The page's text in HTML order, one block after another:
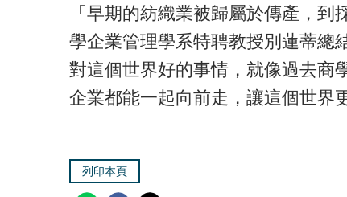
「早期的紡織業被歸屬於傳產，
學企業管理學系特聘教授別蓮蒂總
對這個世界好的事情，就像過去商
企業都能一起向前走，讓這個世界
列印本頁